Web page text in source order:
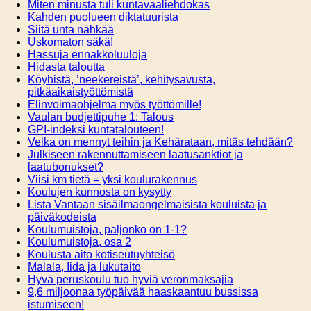
Miten minusta tuli kuntavaaliehdokas
Kahden puolueen diktatuurista
Siitä unta nähkää
Uskomaton säkä!
Hassuja ennakkoluuloja
Hidasta taloutta
Köyhistä, ’neekereistä’, kehitysavusta,
pitkäaikaistyöttömistä
Elinvoimaohjelma myös työttömille!
Vaulan budjettipuhe 1: Talous
GPI-indeksi kuntatalouteen!
Velka on mennyt teihin ja Kehärataan, mitäs tehdään?
Julkiseen rakennuttamiseen laatusanktiot ja
laatubonukset?
Viisi km tietä = yksi koulurakennus
Koulujen kunnosta on kysytty
Lista Vantaan sisäilmaongelmaisista kouluista ja
päiväkodeista
Koulumuistoja, paljonko on 1-1?
Koulumuistoja, osa 2
Koulusta aito kotiseutuyhteisö
Malala, Iida ja lukutaito
Hyvä peruskoulu tuo hyviä veronmaksajia
9,6 miljoonaa työpäivää haaskaantuu bussissa
istumiseen!